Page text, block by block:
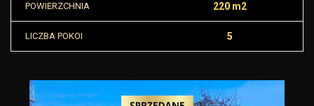
POWIERZCHNIA 220 m2
LICZBA POKOI 5